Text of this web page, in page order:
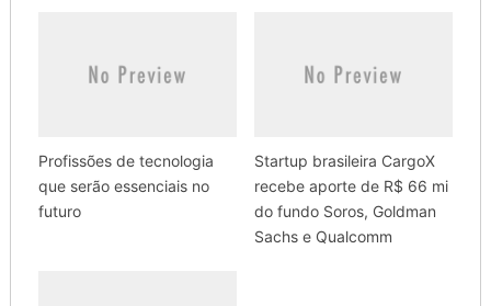
Profissões de tecnologia
que serão essenciais no
futuro
Startup brasileira CargoX
recebe aporte de R$ 66 mi
do fundo Soros, Goldman
Sachs e Qualcomm